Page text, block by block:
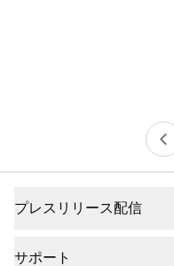
プレスリリース配信
サポート